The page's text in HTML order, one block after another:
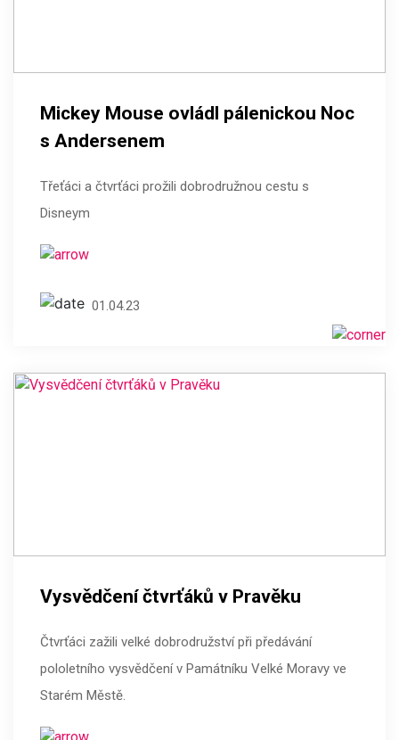
Mickey Mouse ovládl pálenickou Noc
s Andersenem
Třeťáci a čtvrťáci prožili dobrodružnou cestu s
Disneym
01.04.23
Vysvědčení čtvrťáků v Pravěku
Čtvrťáci zažili velké dobrodružství při předávání
pololetního vysvědčení v Památníku Velké Moravy ve
Starém Městě.